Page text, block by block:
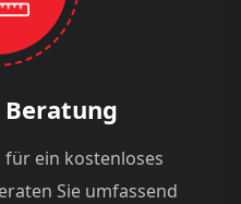
ein kostenloses
Sie umfassend